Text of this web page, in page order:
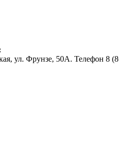
ул. Фрунзе, 50А. Телефон 8